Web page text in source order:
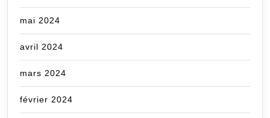
mai 2024
avril 2024
mars 2024
février 2024